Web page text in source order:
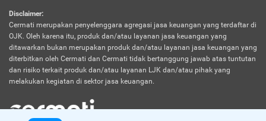
Disclaimer:
Cermati merupakan penyelenggara agregasi jasa keuangan yang terdaftar di
OJK. Oleh karena itu, produk dan/atau layanan jasa keuangan yang
ditawarkan bukan merupakan produk dan/atau layanan jasa keuangan yang
diterbitkan oleh Cermati dan Cermati tidak bertanggung jawab atas tuntutan
dan risiko terkait produk dan/atau layanan LJK dan/atau pihak yang
melakukan kegiatan di sektor jasa keuangan.